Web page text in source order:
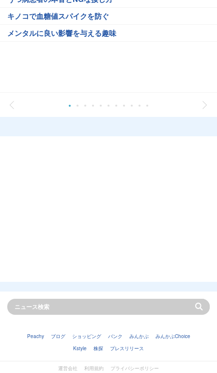
キノコで血糖値スパイクを防ぐ
メンタルに良い影響を与える趣味
Peachy ブログ ショッピング バンク みんかぶ
みんかぶChoice
Kstyle
株探 プレスリリース
運営会社 利用規約 プライバシーポリシー